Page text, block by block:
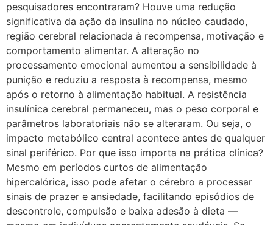
pesquisadores encontraram? Houve uma redução
significativa da ação da insulina no núcleo caudado,
região cerebral relacionada à recompensa, motivação e
comportamento alimentar. A alteração no
processamento emocional aumentou a sensibilidade à
punição e reduziu a resposta à recompensa, mesmo
após o retorno à alimentação habitual. A resistência
insulínica cerebral permaneceu, mas o peso corporal e
parâmetros laboratoriais não se alteraram. Ou seja, o
impacto metabólico central acontece antes de qualquer
sinal periférico. Por que isso importa na prática clínica?
Mesmo em períodos curtos de alimentação
hipercalórica, isso pode afetar o cérebro a processar
sinais de prazer e ansiedade, facilitando episódios de
descontrole, compulsão e baixa adesão à dieta —